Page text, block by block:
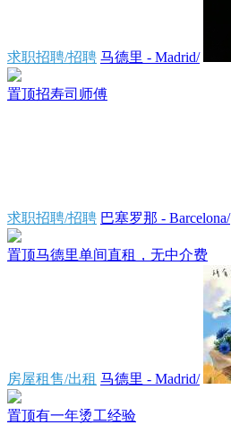
求职招聘/招聘 马德里 - Madrid/
置顶招寿司师傅
求职招聘/招聘 巴塞罗那 - Barcelona/
置顶马德里单间直租，无中介费
房屋租售/出租 马德里 - Madrid/
置顶有一年烫工经验